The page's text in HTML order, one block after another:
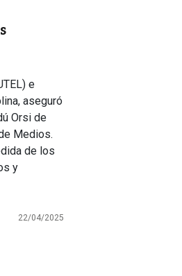
e
aseguró
Orsi de
Medios.
de los
y
22/04/2025